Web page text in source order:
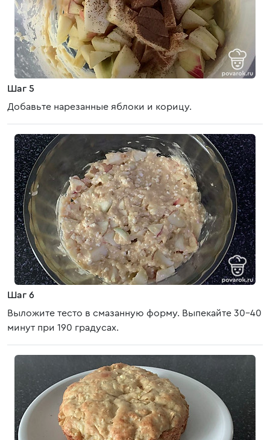
Шаг 5
Добавьте нарезанные яблоки и корицу.
Шаг 6
Выложите тесто в смазанную форму. Выпекайте 30-40
минут при 190 градусах.